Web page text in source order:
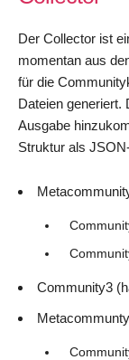
Der Collector ist
momentan aus
für die
Dateien generiert.
Ausgabe
Struktur als
Community3